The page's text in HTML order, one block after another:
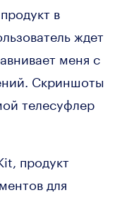
в
ждет
меня с
Скриншоты
телесуфлер
продукт
для